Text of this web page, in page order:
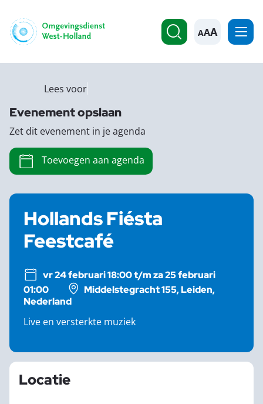
A
Hollands Fiésta
Feestcafé
vr 24 februari 18:00 t/m za 25 februari
01:00
Middelstegracht 155, Leiden,
Nederland
Live en versterkte muziek
Locatie
Lees voor
Evenement opslaan
Zet dit evenement in je agenda
Toevoegen aan agenda